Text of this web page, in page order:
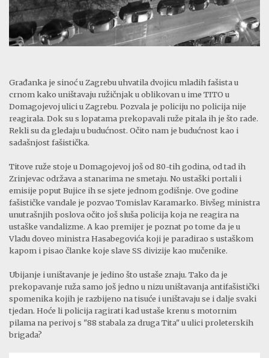
Građanka je sinoć u Zagrebu uhvatila dvojicu mladih fašista u
crnom kako uništavaju ružičnjak u oblikovan u ime TITO u
Domagojevoj ulici u Zagrebu. Pozvala je policiju no policija nije
reagirala. Dok su s lopatama prekopavali ruže pitala ih je što rade.
Rekli su da gledaju u budućnost. Očito nam je budućnost kao i
sadašnjost fašistička.
Titove ruže stoje u Domagojevoj još od 80-tih godina, od tad ih
Zrinjevac održava a stanarima ne smetaju. No ustaški portali i
emisije poput Bujice ih se sjete jednom godišnje. Ove godine
fašističke vandale je pozvao Tomislav Karamarko. Bivšeg ministra
unutrašnjih poslova očito još sluša policija koja ne reagira na
ustaške vandalizme. A kao premijer je poznat po tome da je u
Vladu doveo ministra Hasabegovića koji je paradirao s ustaškom
kapom i pisao članke koje slave SS divizije kao mučenike.
Ubijanje i uništavanje je jedino što ustaše znaju. Tako da je
prekopavanje ruža samo još jedno u nizu uništavanja antifašistički
spomenika kojih je razbijeno na tisuće i uništavaju se i dalje svaki
tjedan. Hoće li policija ragirati kad ustaše krenu s motornim
pilama na perivoj s "88 stabala za druga Tita" u ulici proleterskih
brigada?